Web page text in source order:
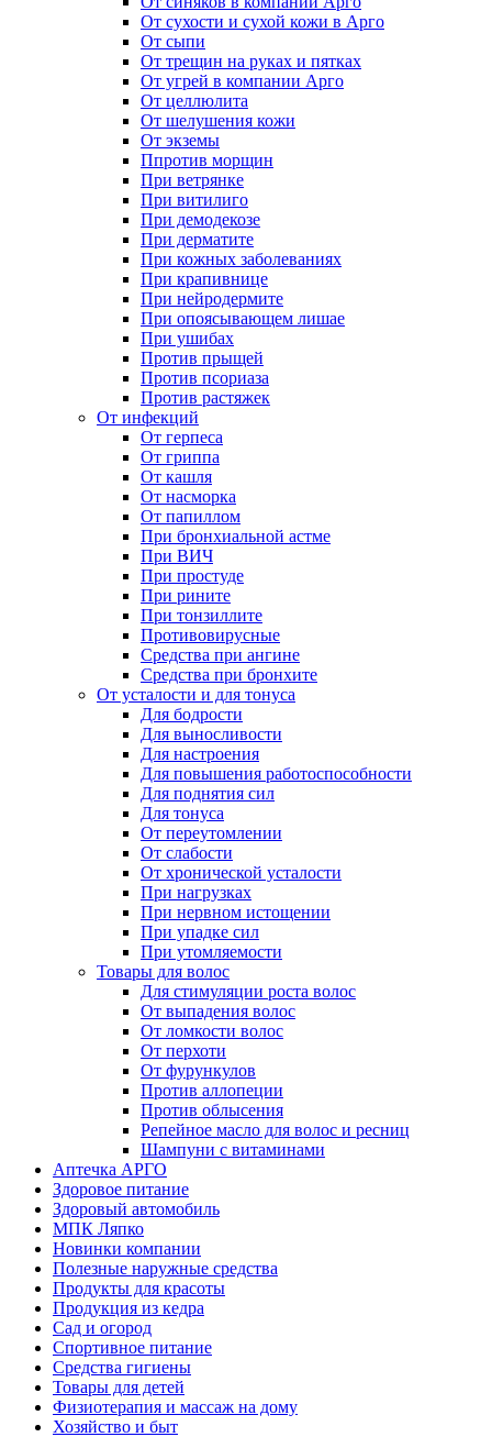
От сухости и сухой кожи в Арго
От сыпи
От трещин на руках и пятках
От угрей в компании Арго
От целлюлита
От шелушения кожи
От экземы
Ппротив морщин
При ветрянке
При витилиго
При демодекозе
При дерматите
При кожных заболеваниях
При крапивнице
При нейродермите
При опоясывающем лишае
При ушибах
Против прыщей
Против псориаза
Против растяжек
От инфекций
От герпеса
От гриппа
От кашля
От насморка
От папиллом
При бронхиальной астме
При ВИЧ
При простуде
При рините
При тонзиллите
Противовирусные
Средства при ангине
Средства при бронхите
От усталости и для тонуса
Для бодрости
Для выносливости
Для настроения
Для повышения работоспособности
Для поднятия сил
Для тонуса
От переутомлении
От слабости
От хронической усталости
При нагрузках
При нервном истощении
При упадке сил
При утомляемости
Товары для волос
Для стимуляции роста волос
От выпадения волос
От ломкости волос
От перхоти
От фурункулов
Против аллопеции
Против облысения
Репейное масло для волос и ресниц
Шампуни с витаминами
Аптечка АРГО
Здоровое питание
Здоровый автомобиль
МПК Ляпко
Новинки компании
Полезные наружные средства
Продукты для красоты
Продукция из кедра
Сад и огород
Спортивное питание
Средства гигиены
Товары для детей
Физиотерапия и массаж на дому
Хозяйство и быт